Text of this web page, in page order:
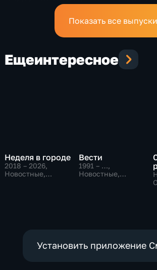
Показать все выпуски
Ещеинтересное
Неделя в городе
2018 – 2026,
Новостные,
Вести
1991 – …,
Новостные,
Установить приложение